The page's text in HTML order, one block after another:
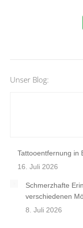
Unser Blog:
Tattooentfernung in
16. Juli 2026
Schmerzhafte
verschiedenen
8. Juli 2026